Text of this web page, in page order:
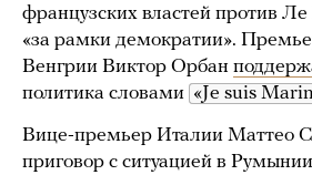
французских властей против
«за рамки демократии».
Венгрии Виктор Орбан
политика словами «Je suis
Вице-премьер Италии Маттео
приговор с ситуацией в